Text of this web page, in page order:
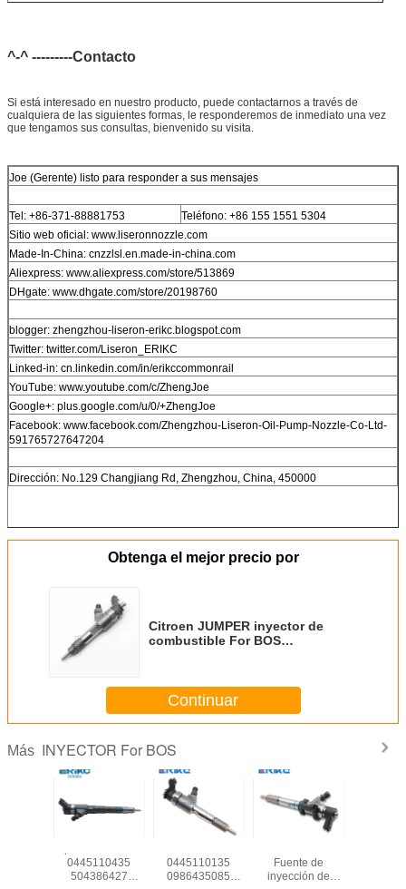
^-^ ---------Contacto
Si está interesado en nuestro producto, puede contactarnos a través de
cualquiera de las siguientes formas, le responderemos de inmediato una vez
que tengamos sus consultas, bienvenido su visita.
Joe (Gerente) listo para responder a sus mensajes
Tel: +86-371-88881753
Teléfono: +86 155 1551 5304
Sitio web oficial: www.liseronnozzle.com
Made-In-China: cnzzlsl.en.made-in-china.com
Aliexpress: www.aliexpress.com/store/513869
DHgate: www.dhgate.com/store/20198760
blogger: zhengzhou-liseron-erikc.blogspot.com
Twitter: twitter.com/Liseron_ERIKC
Linked-in: cn.linkedin.com/in/erikccommonrail
YouTube: www.youtube.com/c/ZhengJoe
Google+: plus.google.com/u/0/+ZhengJoe
Facebook: www.facebook.com/Zhengzhou-Liseron-Oil-Pump-Nozzle-Co-Ltd-
591765727647204
Dirección: No.129 Changjiang Rd, Zhengzhou, China, 450000
Obtenga el mejor precio por
Citroen JUMPER inyector de
combustible For BOS
combustible crdi 0 445 120 002
Continuar
Más INYECTOR For BOS
0445110435
504386427
0445110135
0986435085
Fuente de
inyección de